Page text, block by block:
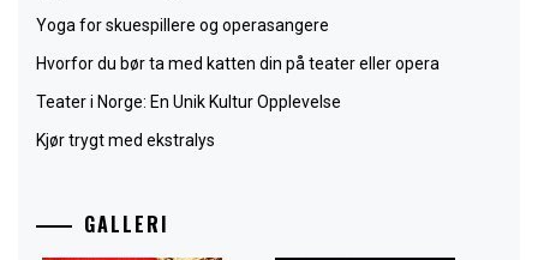
Yoga for skuespillere og operasangere
Hvorfor du bør ta med katten din på teater eller opera
Teater i Norge: En Unik Kultur Opplevelse
Kjør trygt med ekstralys
GALLERI